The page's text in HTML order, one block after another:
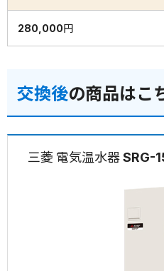
280,000円
交換後の商品はこ
三菱 電気温水器 SRG-